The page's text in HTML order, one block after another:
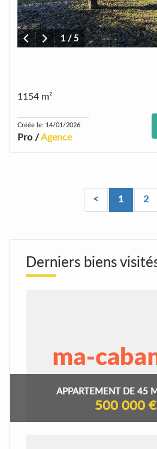
1/5
1154 m²
Créée le: 14/01/2026
Pro /Agence
< 1 2
Derniers biens
APPARTEMENT DE 45
500 000 €